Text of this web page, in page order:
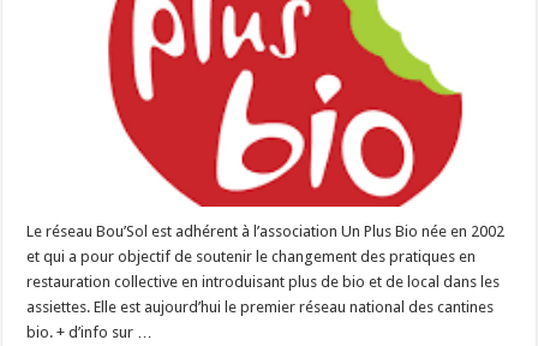
Le réseau Bou’Sol est adhérent à l’association Un Plus Bio née en 2002
et qui a pour objectif de soutenir le changement des pratiques en
restauration collective en introduisant plus de bio et de local dans les
assiettes. Elle est aujourd’hui le premier réseau national des cantines
bio. + d’info sur …